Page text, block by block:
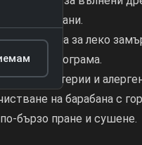
тъкани.
програма за леко
програма.
бактерии и
на барабана с
по-бързо пране и сушене.